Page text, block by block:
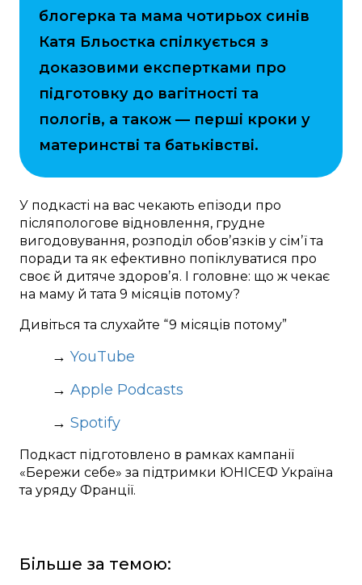
блогерка та мама чотирьох синів
Катя Бльостка спілкується з
доказовими експертками про
підготовку до вагітності та
пологів, а також — перші кроки у
материнстві та батьківстві.
У подкасті на вас чекають епізоди про
післяпологове відновлення, грудне
вигодовування, розподіл обовʼязків у сімʼї та
поради та як ефективно попіклуватися про
своє й дитяче здоровʼя. І головне: що ж чекає
на маму й тата 9 місяців потому?
Дивіться та слухайте “9 місяців потому”
→ YouTube
→ Apple Podcasts
→ Spotify
Подкаст підготовлено в рамках кампанії
«Бережи себе» за підтримки ЮНІСЕФ Україна
та уряду Франції.
Більше за темою: